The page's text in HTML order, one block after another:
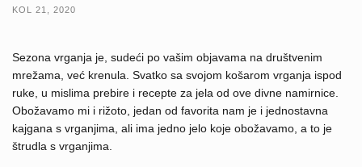
KOL 21, 2020
Sezona vrganja je, sudeći po vašim objavama na društvenim
mrežama, već krenula. Svatko sa svojom košarom vrganja ispod
ruke, u mislima prebire i recepte za jela od ove divne namirnice.
Obožavamo mi i rižoto, jedan od favorita nam je i jednostavna
kajgana s vrganjima, ali ima jedno jelo koje obožavamo, a to je
štrudla s vrganjima.